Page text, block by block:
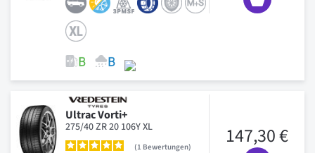
Ultrac Vorti+
275/40 ZR 20 106Y XL
1 Bewertungen 147,30 €